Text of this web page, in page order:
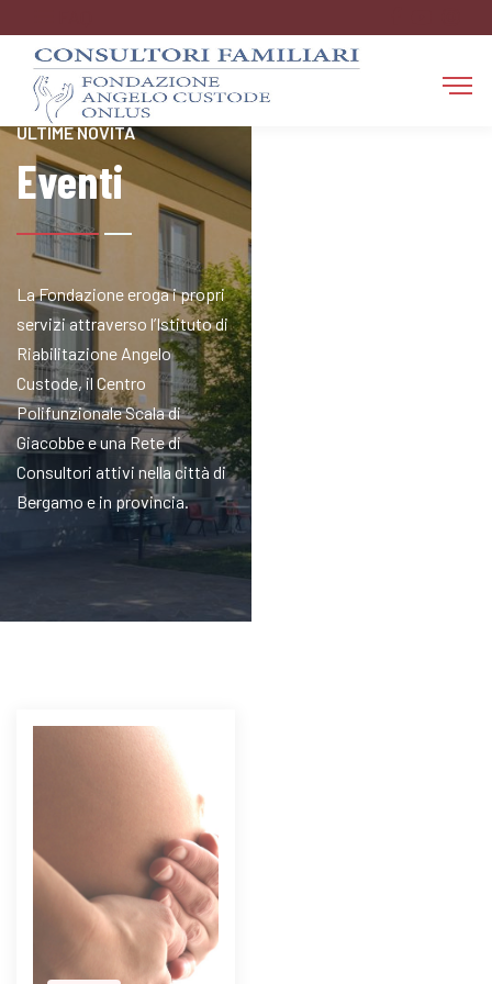
RESTA AGGIORNATO SULLE
ULTIME NOVITÀ
Eventi
La Fondazione eroga i propri
servizi attraverso l’Istituto di
Riabilitazione Angelo
Custode, il Centro
Polifunzionale Scala di
Giacobbe e una Rete di
Consultori attivi nella città di
Bergamo e in provincia.